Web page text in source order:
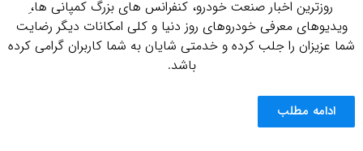
روزترین اخبار صنعت خودرو، کنفرانس های بزرگ کمپانی ها،ِ
ویدیوهای معرفی خودروهای روز دنیا و کلی امکانات دیگر رضایت
شما عزیزان را جلب کرده و خدمتی شایان به شما کاربران گرامی کرده
باشد.
ادامه مطلب